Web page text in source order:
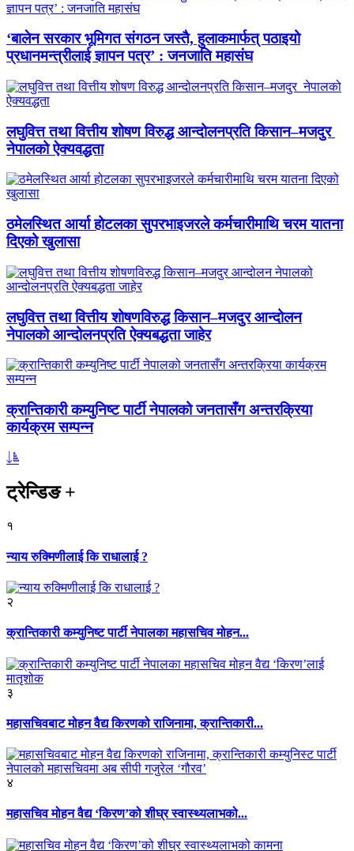
‘बालेन सरकार भूमिगत संगठन जस्तै, हुलाकमार्फत् पठाइयो
प्रधानमन्त्रीलाई ज्ञापन पत्र’ : जनजाति महासंघ
लघुवित्त तथा वित्तीय शोषण विरुद्ध आन्दोलनप्रति किसान–मजदुर
नेपालको ऐक्यवद्धता
ठमेलस्थित आर्या होटलका सुपरभाइजरले कर्मचारीमाथि चरम यातना
दिएको खुलासा
लघुवित्त तथा वित्तीय शोषणविरुद्ध किसान–मजदुर आन्दोलन
नेपालको आन्दोलनप्रति ऐक्यबद्धता जाहेर
क्रान्तिकारी कम्युनिष्ट पार्टी नेपालको जनतासँग अन्तरक्रिया
कार्यक्रम सम्पन्न
ट्रेन्डिङ+
१
न्याय रुक्मिणीलाई कि राधालाई ?
२
क्रान्तिकारी कम्युनिष्ट पार्टी नेपालका महासचिव मोहन...
३
महासचिवबाट मोहन वैद्य किरणको राजिनामा, क्रान्तिकारी...
४
महासचिव मोहन वैद्य ‘किरण’को शीघ्र स्वास्थ्यलाभको...